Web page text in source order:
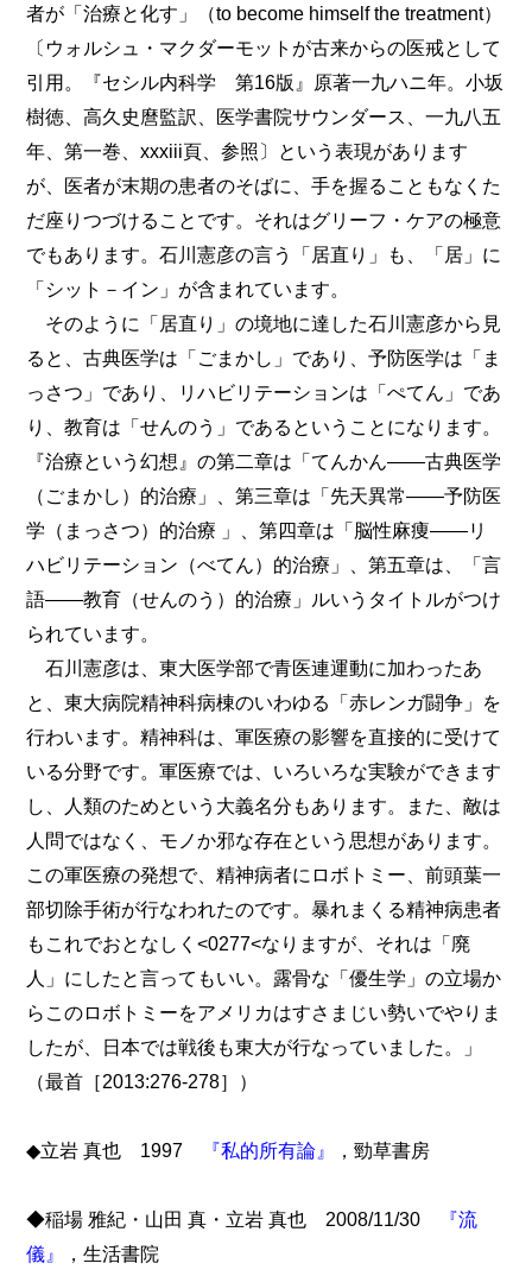
者が「治療と化す」（to become himself the treatment）
〔ウォルシュ・マクダーモットが古来からの医戒として
引用。『セシル内科学 第16版』原著一九ハニ年。小坂
樹徳、高久史麿監訳、医学書院サウンダース、一九八五
年、第一巻、xxxiii頁、参照〕という表現があります
が、医者が末期の患者のそばに、手を握ることもなくた
だ座りつづけることです。それはグリーフ・ケアの極意
でもあります。石川憲彦の言う「居直り」も、「居」に
「シット－イン」が含まれています。
そのように「居直り」の境地に達した石川憲彦から見
ると、古典医学は「ごまかし」であり、予防医学は「ま
っさつ」であり、リハビリテーションは「ぺてん」であ
り、教育は「せんのう」であるということになります。
『治療という幻想』の第二章は「てんかん――古典医学
（ごまかし）的治療」、第三章は「先天異常――予防医
学（まっさつ）的治療 」、第四章は「脳性麻痩――リ
ハビリテーション（べてん）的治療」、第五章は、「言
語――教育（せんのう）的治療」ルいうタイトルがつけ
られています。
石川憲彦は、東大医学部で青医連運動に加わったあ
と、東大病院精神科病棟のいわゆる「赤レンガ闘争」を
行わいます。精神科は、軍医療の影響を直接的に受けて
いる分野です。軍医療では、いろいろな実験ができます
し、人類のためという大義名分もあります。また、敵は
人問ではなく、モノか邪な存在という思想があります。
この軍医療の発想で、精神病者にロボトミー、前頭葉一
部切除手術が行なわれたのです。暴れまくる精神病患者
もこれでおとなしく<0277<なりますが、それは「廃
人」にしたと言ってもいい。露骨な「優生学」の立場か
らこのロボトミーをアメリカはすさまじい勢いでやりま
したが、日本では戦後も東大が行なっていました。」
（最首［2013:276-278］）
◆立岩 真也 1997 『私的所有論』 ，勁草書房
◆稲場 雅紀・山田 真・立岩 真也 2008/11/30
『流
儀』
，生活書院